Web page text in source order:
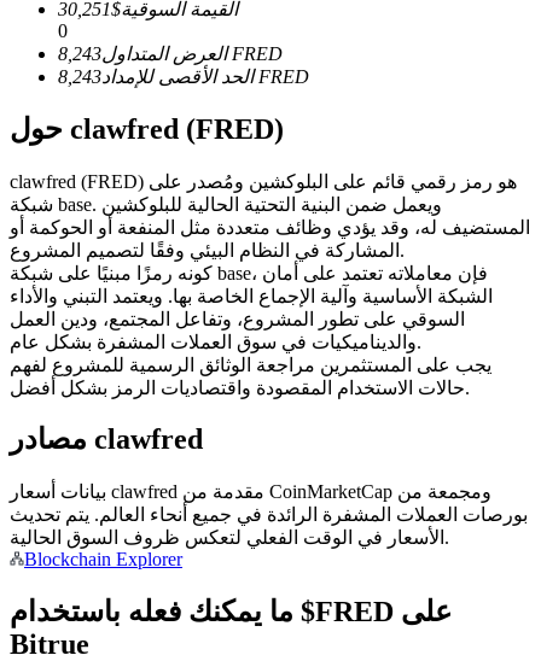
نسخ التداول
انضم إلى أفضل المتداولين
كن متداول نسخ
استمتع بتقاسم الأرباح وعمولات نسخ التداول
القيمة السوقية$
30,251
0
العرض المتداول8,243
FRED
الحد الأقصى للإمداد8,243 FRED
حول clawfred (FRED)
clawfred (FRED) هو رمز رقمي قائم على البلوكشين ومُصدر على
شبكة base. ويعمل ضمن البنية التحتية الحالية للبلوكشين
المستضيف له، وقد يؤدي وظائف متعددة مثل المنفعة أو الحوكمة أو
المشاركة في النظام البيئي وفقًا لتصميم المشروع.
كونه رمزًا مبنيًا على شبكة base، فإن معاملاته تعتمد على أمان
الشبكة الأساسية وآلية الإجماع الخاصة بها. ويعتمد التبني والأداء
السوقي على تطور المشروع، وتفاعل المجتمع، ودين العمل
والديناميكيات في سوق العملات المشفرة بشكل عام.
يجب على المستثمرين مراجعة الوثائق الرسمية للمشروع لفهم
حالات الاستخدام المقصودة واقتصاديات الرمز بشكل أفضل.
مصادر clawfred
بيانات أسعار clawfred مقدمة من CoinMarketCap ومجمعة من
بورصات العملات المشفرة الرائدة في جميع أنحاء العالم. يتم تحديث
الأسعار في الوقت الفعلي لتعكس ظروف السوق الحالية.
Blockchain Explorer
ما يمكنك فعله باستخدام $FRED على
Bitrue